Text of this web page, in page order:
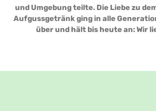
und Umgebung teilte. Die Liebe zu
Aufgussgetränk ging in alle
über und hält bis heute an: Wir